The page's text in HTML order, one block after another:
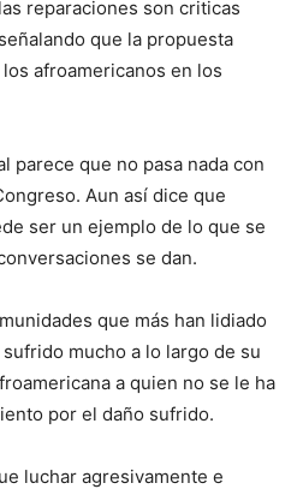
reparaciones son criticas
que la propuesta
afroamericanos en los
parece que no pasa nada con
Aun así dice que
ser un ejemplo de lo que se
se dan.
que más han lidiado
mucho a lo largo de su
a quien no se le ha
por el daño sufrido.
luchar agresivamente e